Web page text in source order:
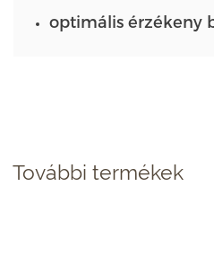
optimális érzékeny
További termékek